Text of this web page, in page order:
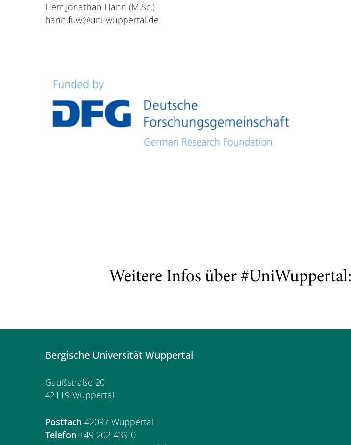
Herr Jonathan Hann (M.Sc.)
hann.fuw@uni-wuppertal.de
Weitere Infos über #UniWuppertal:
Bergische Universität Wuppertal
Gaußstraße 20
42119 Wuppertal
Postfach 42097 Wuppertal
Telefon +49 202 439-0